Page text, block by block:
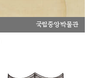
국립중앙박물관